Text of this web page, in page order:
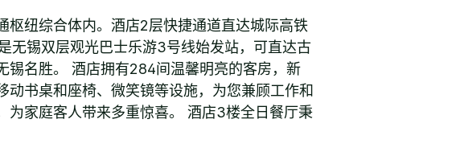
枢纽综合体内。酒店2层快捷通道直达城际高铁
无锡双层观光巴士乐游3号线始发站，可直达古
锡名胜。 酒店拥有284间温馨明亮的客房，新
书桌和座椅、微笑镜等设施，为您兼顾工作和
为家庭客人带来多重惊喜。 酒店3楼全日餐厅秉